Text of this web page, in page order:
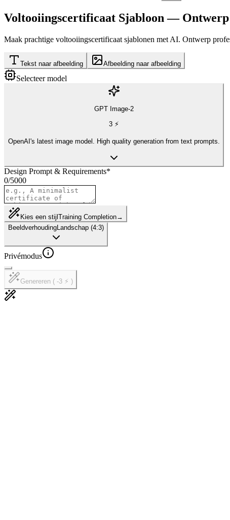
Voltooiingscertificaat Sjabloon — Ontwerp
Maak prachtige voltooiingscertificaat sjablonen met AI. Ontwerp
Tekst naar afbeelding Afbeelding naar afbeelding
Selecteer model
GPT Image-2
3 ⚡
OpenAI's latest image model. High quality generation from text prompts.
Design Prompt & Requirements*
0/5000
Kies een stijl Training Completion→
BeeldverhoudingLandschap (4:3)
Privémodus
Genereren ( -3 ⚡ )